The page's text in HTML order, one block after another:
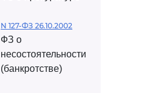
N 127-ФЗ 26.10.2002
ФЗ о
несостоятельности
(банкротстве)